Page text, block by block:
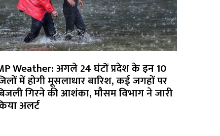
Weather: अगले 24 घंटों प्रदेश के इन 10
में होगी मूसलाधार बारिश, कई जगहों पर
गिरने की आशंका, मौसम विभाग ने जारी
अलर्ट